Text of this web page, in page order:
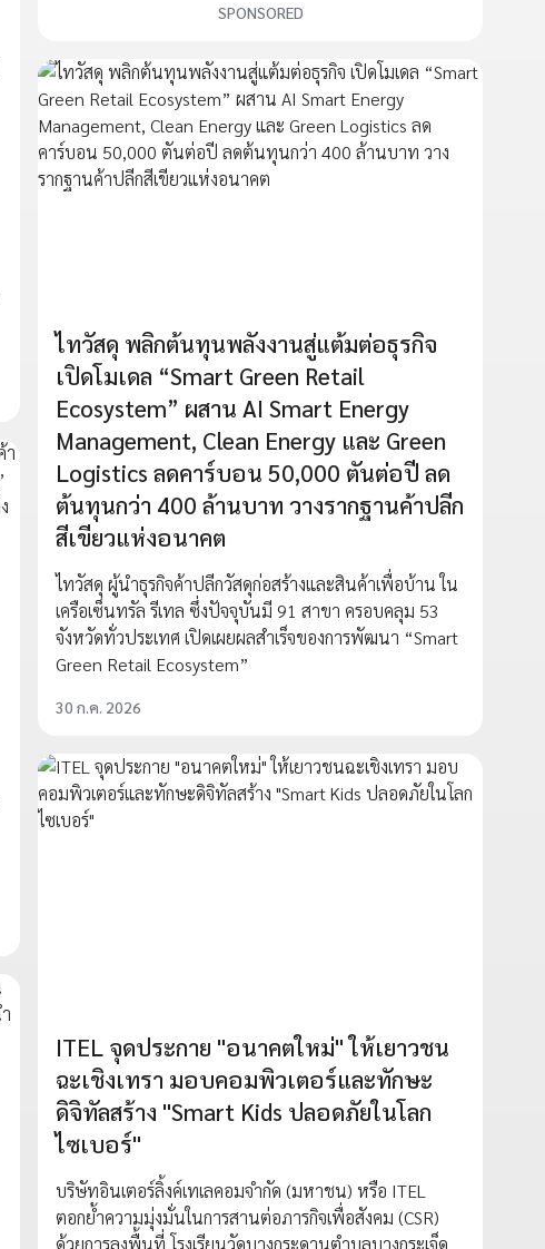
SPONSORED
ไทวัสดุ พลิกต้นทุนพลังงานสู่แต้มต่อธุรกิจ
เปิดโมเดล “Smart Green Retail
Ecosystem” ผสาน AI Smart Energy
Management, Clean Energy และ Green
Logistics ลดคาร์บอน 50,000 ตันต่อปี ลด
ต้นทุนกว่า 400 ล้านบาท วางรากฐานค้าปลีก
สีเขียวแห่งอนาคต
ไทวัสดุ ผู้นำธุรกิจค้าปลีกวัสดุก่อสร้างและสินค้าเพื่อบ้าน ใน
เครือเซ็นทรัล รีเทล ซึ่งปัจจุบันมี 91 สาขา ครอบคลุม 53
จังหวัดทั่วประเทศ เปิดเผยผลสำเร็จของการพัฒนา “Smart
Green Retail Ecosystem”
30 ก.ค. 2026
ITEL จุดประกาย "อนาคตใหม่" ให้เยาวชน
ฉะเชิงเทรา มอบคอมพิวเตอร์และทักษะ
ดิจิทัลสร้าง "Smart Kids ปลอดภัยในโลก
ไซเบอร์"
บริษัทอินเตอร์ลิ้งค์เทเลคอมจำกัด (มหาชน) หรือ ITEL
ตอกย้ำความมุ่งมั่นในการสานต่อภารกิจเพื่อสังคม (CSR)
ด้วยการลงพื้นที่ โรงเรียนวัดบางกระดานตำบลบางกระเจ็ด